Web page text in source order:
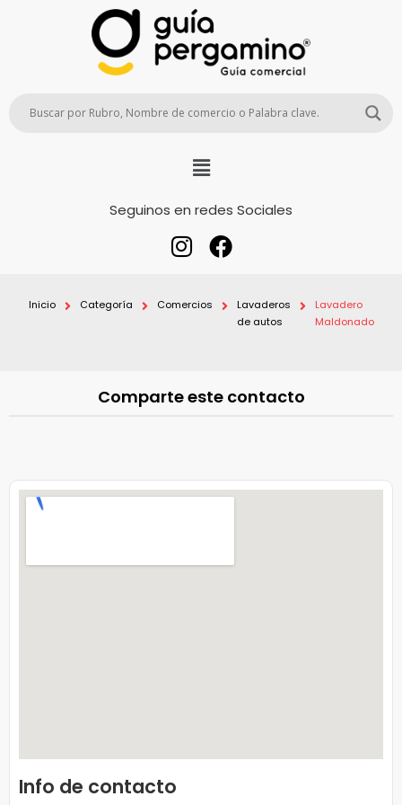
Seguinos en redes Sociales
Inicio Categoría Comercios
Lavaderos
de autos
Lavadero
Maldonado
Comparte este contacto
Info de contacto